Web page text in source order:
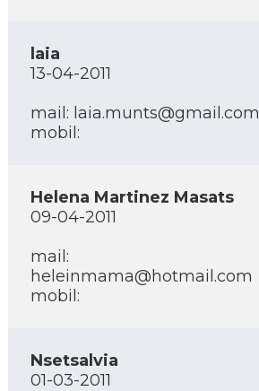
laia
13-04-2011
mail: laia.munts@gmail.com
mobil:
Helena Martinez Masats
09-04-2011
mail:
heleinmama@hotmail.com
mobil:
Nsetsalvia
01-03-2011